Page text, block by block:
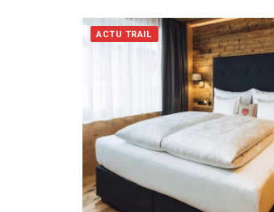
ACTU TRAIL